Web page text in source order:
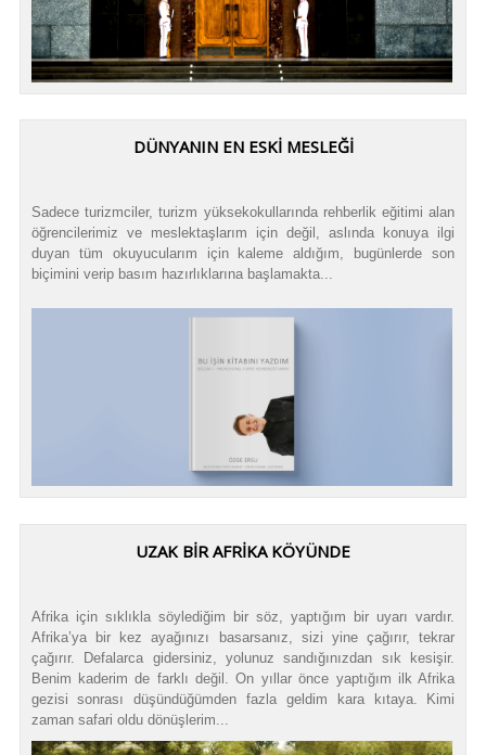
DÜNYANIN EN ESKİ MESLEĞİ
Sadece turizmciler, turizm yüksekokullarında rehberlik eğitimi alan
öğrencilerimiz ve meslektaşlarım için değil, aslında konuya ilgi
duyan tüm okuyucularım için kaleme aldığım, bugünlerde son
biçimini verip basım hazırlıklarına başlamakta...
UZAK BİR AFRİKA KÖYÜNDE
Afrika için sıklıkla söylediğim bir söz, yaptığım bir uyarı vardır.
Afrika’ya bir kez ayağınızı basarsanız, sizi yine çağırır, tekrar
çağırır. Defalarca gidersiniz, yolunuz sandığınızdan sık kesişir.
Benim kaderim de farklı değil. On yıllar önce yaptığım ilk Afrika
gezisi sonrası düşündüğümden fazla geldim kara kıtaya. Kimi
zaman safari oldu dönüşlerim...